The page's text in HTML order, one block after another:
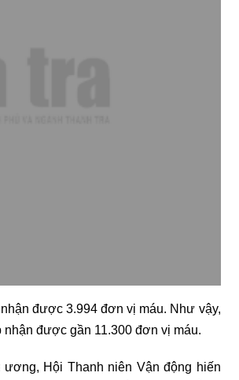
được 3.994 đơn vị máu. Như vậy,
được gần 11.300 đơn vị máu.
ương, Hội Thanh niên Vận động hiến